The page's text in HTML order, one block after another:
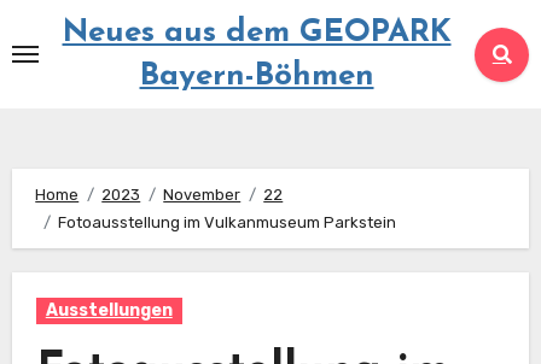
Springe
zum
Neues aus dem GEOPARK
Bayern-Böhmen
Home 2023 November
22
Fotoausstellung im Vulkanmuseum Parkstein
Ausstellungen